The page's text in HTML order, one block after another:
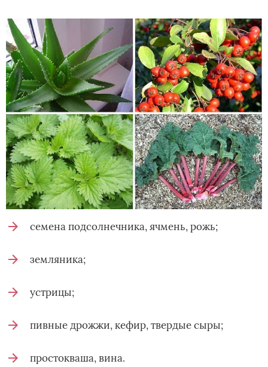
семена подсолнечника, ячмень, рожь;
земляника;
устрицы;
пивные дрожжи, кефир, твердые сыры;
простокваша, вина.